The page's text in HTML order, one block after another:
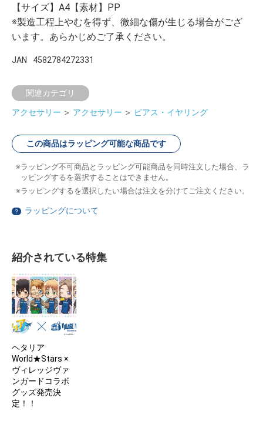
【サイズ】A4【素材】PP
※製造工程上やむを得ず、微細な傷が生じる場合がござ
います。あらかじめご了承ください。
JAN 4582784272331
関連カテゴリ
アクセサリー ＞ アクセサリー ＞ ピアス・イヤリング
この商品はラッピング可能な商品です
ラッピング不可商品とラッピング可能商品を同時注文した場合、ラ
ッピングするを選択することはできません。
ラッピングするを選択したい場合は注文を分けてご注文ください。
？ ラッピングについて
紹介されている特集
ヘタリア
World★Stars ×
ヴィレッジヴァ
ンガードコラボ
グッズ発売決
定！！